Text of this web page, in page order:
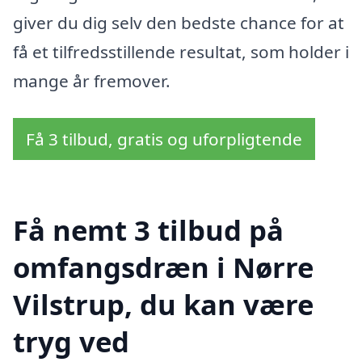
giver du dig selv den bedste chance for at
få et tilfredsstillende resultat, som holder i
mange år fremover.
Få 3 tilbud, gratis og uforpligtende
Få nemt 3 tilbud på
omfangsdræn i Nørre
Vilstrup, du kan være
tryg ved